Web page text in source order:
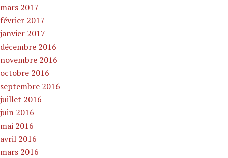
mars 2017
février 2017
janvier 2017
décembre 2016
novembre 2016
octobre 2016
septembre 2016
juillet 2016
juin 2016
mai 2016
avril 2016
mars 2016